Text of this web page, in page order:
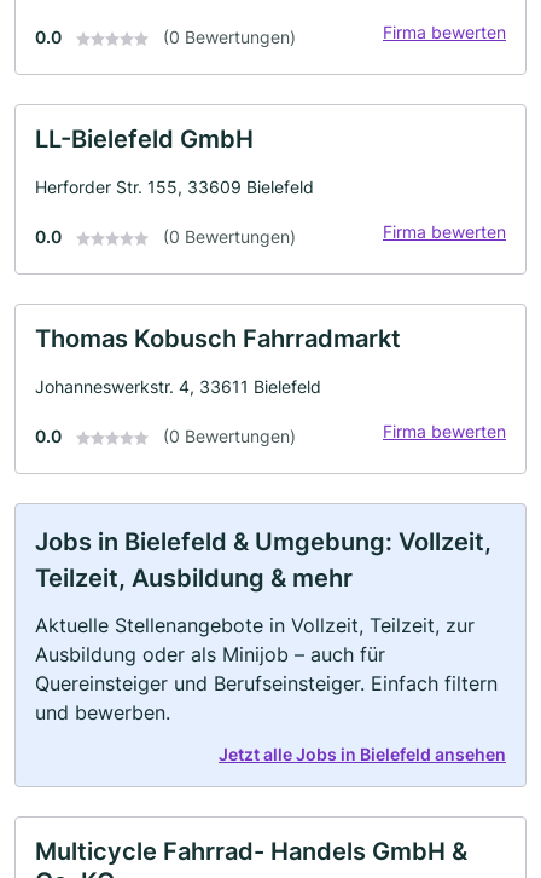
0.0 (0 Bewertungen) Firma bewerten
LL-Bielefeld GmbH
Herforder Str. 155, 33609 Bielefeld
0.0 (0 Bewertungen) Firma bewerten
Thomas Kobusch Fahrradmarkt
Johanneswerkstr. 4, 33611 Bielefeld
0.0 (0 Bewertungen) Firma bewerten
Jobs in Bielefeld & Umgebung: Vollzeit,
Teilzeit, Ausbildung & mehr
Aktuelle Stellenangebote in Vollzeit, Teilzeit, zur
Ausbildung oder als Minijob – auch für
Quereinsteiger und Berufseinsteiger. Einfach filtern
und bewerben.
Jetzt alle Jobs in Bielefeld ansehen
Multicycle Fahrrad- Handels GmbH &